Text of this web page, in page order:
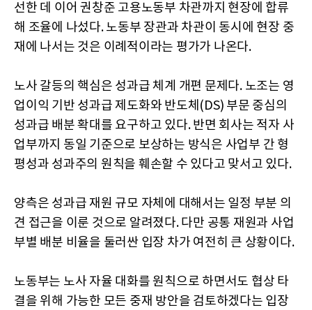
선한 데 이어 권창준 고용노동부 차관까지 현장에 합류
해 조율에 나섰다. 노동부 장관과 차관이 동시에 현장 중
재에 나서는 것은 이례적이라는 평가가 나온다.
노사 갈등의 핵심은 성과급 체계 개편 문제다. 노조는 영
업이익 기반 성과급 제도화와 반도체(DS) 부문 중심의
성과급 배분 확대를 요구하고 있다. 반면 회사는 적자 사
업부까지 동일 기준으로 보상하는 방식은 사업부 간 형
평성과 성과주의 원칙을 훼손할 수 있다고 맞서고 있다.
양측은 성과급 재원 규모 자체에 대해서는 일정 부분 의
견 접근을 이룬 것으로 알려졌다. 다만 공통 재원과 사업
부별 배분 비율을 둘러싼 입장 차가 여전히 큰 상황이다.
노동부는 노사 자율 대화를 원칙으로 하면서도 협상 타
결을 위해 가능한 모든 중재 방안을 검토하겠다는 입장